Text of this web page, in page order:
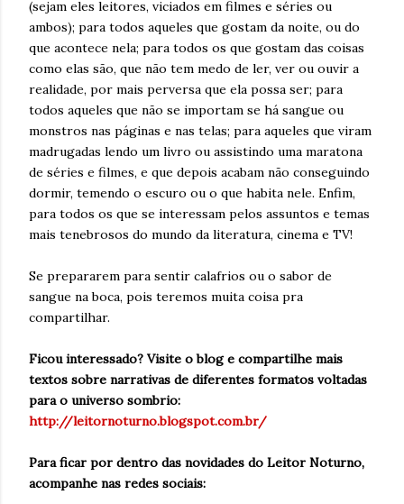
(sejam eles leitores, viciados em filmes e séries ou
ambos); para todos aqueles que gostam da noite, ou do
que acontece nela; para todos os que gostam das coisas
como elas são, que não tem medo de ler, ver ou ouvir a
realidade, por mais perversa que ela possa ser; para
todos aqueles que não se importam se há sangue ou
monstros nas páginas e nas telas; para aqueles que viram
madrugadas lendo um livro ou assistindo uma maratona
de séries e filmes, e que depois acabam não conseguindo
dormir, temendo o escuro ou o que habita nele. Enfim,
para todos os que se interessam pelos assuntos e temas
mais tenebrosos do mundo da literatura, cinema e TV!
Se prepararem para sentir calafrios ou o sabor de
sangue na boca, pois teremos muita coisa pra
compartilhar.
Ficou interessado? Visite o blog e compartilhe mais
textos sobre narrativas de diferentes formatos voltadas
para o universo sombrio:
http://leitornoturno.blogspot.com.br/
Para ficar por dentro das novidades do Leitor Noturno,
acompanhe nas redes sociais: